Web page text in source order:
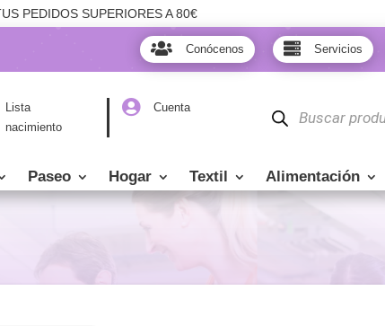
PEDIDOS SUPERIORES A 80€
 Conócenos  Servicios
Lista
nacimiento
 Cuenta
productos
Paseo Hogar Textil Alimentación